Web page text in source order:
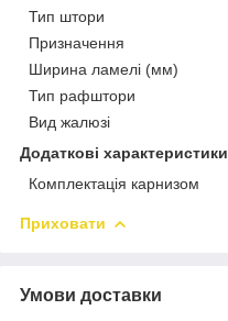
Тип штори
Призначення
Ширина ламелі (мм)
Тип рафштори
Вид жалюзі
Додаткові характеристики
Комплектація карнизом
Приховати
Умови доставки